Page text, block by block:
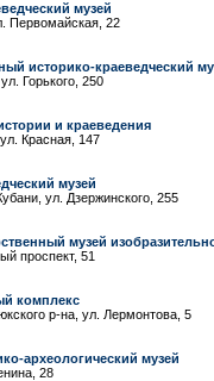
музей
Первомайская, 22
историко-краеведческий
Горького, 250
и краеведения
Красная, 147
музей
ул. Дзержинского, 255
музей
проспект, 51
комплекс
р-на, ул. Лермонтова, 5
археологический музей
28